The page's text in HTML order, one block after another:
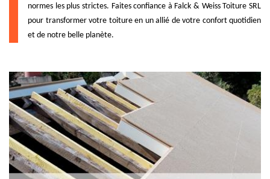
normes les plus strictes. Faites confiance à Falck & Weiss Toiture SRL
pour transformer votre toiture en un allié de votre confort quotidien
et de notre belle planète.